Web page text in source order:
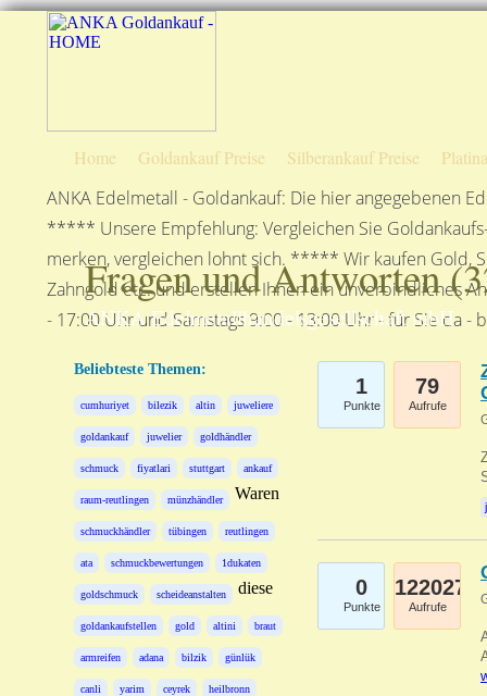
Home Goldankauf Preise Silberankauf Preise
ANKA Edelmetall - Goldankauf: Die hier angegebenen
***** Unsere Empfehlung: Vergleichen Sie
merken, vergleichen lohnt sich. ***** Wir kaufen Gold,
Zahngold etc. und erstellen Ihnen ein unverbindliches
- 17:00 Uhr und Samstags 9:00 - 13:00 Uhr - für Sie
Fragen und Antworten (
ANKA Edelmetallhandelsgesellschaft mbH
Beliebteste Themen:
cumhuriyet bilezik altin juweliere
goldankauf juwelier goldhändler
schmuck fiyatlari stuttgart ankauf
raum-reutlingen münzhändler
schmuckhändler tübingen reutlingen
ata schmuckbewertungen 1dukaten
goldschmuck scheideanstalten
goldankaufstellen gold altini braut
armreifen adana bilzik günlük
canli yarim ceyrek heilbronn
Waren
diese
1
Punkte
79
Aufrufe
0
Punkte
122027
Aufrufe